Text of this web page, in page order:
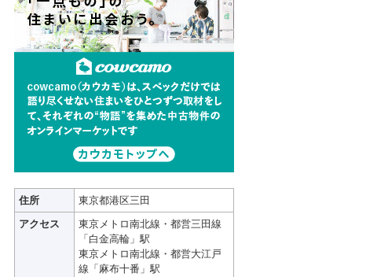
住所
東京都港区三田
アクセス
東京メトロ南北線・都営三田線
「白金高輪」駅
東京メトロ南北線・都営大江戸
線「麻布十番」駅